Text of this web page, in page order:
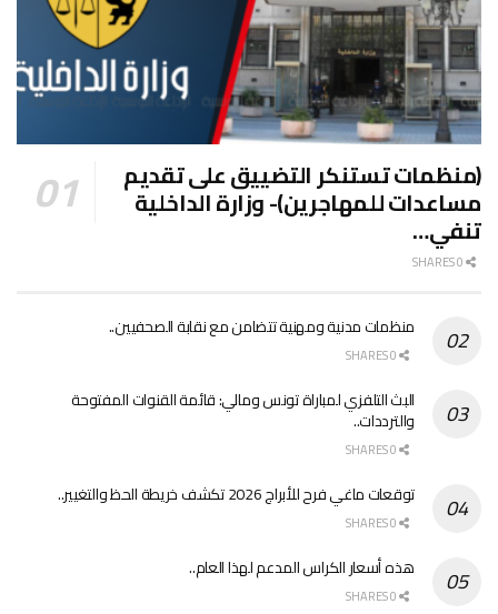
(منظمات تستنكر التضييق على تقديم
مساعدات للمهاجرين)- وزارة الداخلية
تنفي…
منظمات مدنية ومهنية تتضامن مع نقابة الصحفيين..
البث التلفزي لمباراة تونس ومالي: قائمة القنوات المفتوحة
والترددات..
توقعات ماغي فرح للأبراج 2026 تكشف خريطة الحظ والتغيير..
هذه أسعار الكراس المدعم لهذا العام..